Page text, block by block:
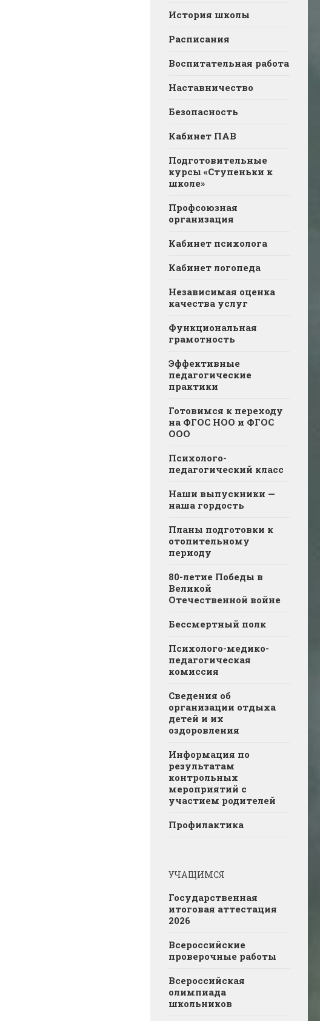
История школы
Расписания
Воспитательная работа
Наставничество
Безопасность
Кабинет ПАВ
Подготовительные
курсы «Ступеньки к
школе»
Профсоюзная
организация
Кабинет психолога
Кабинет логопеда
Независимая оценка
качества услуг
Функциональная
грамотность
Эффективные
педагогические
практики
Готовимся к переходу
на ФГОС НОО и ФГОС
ООО
Психолого-
педагогический класс
Наши выпускники —
наша гордость
Планы подготовки к
отопительному
периоду
80-летие Победы в
Великой
Отечественной войне
Бессмертный полк
Психолого-медико-
педагогическая
комиссия
Сведения об
организации отдыха
детей и их
оздоровления
Информация по
результатам
контрольных
мероприятий с
участием родителей
Профилактика
УЧАЩИМСЯ
Государственная
итоговая аттестация
2026
Всероссийские
проверочные работы
Всероссийская
олимпиада
школьников